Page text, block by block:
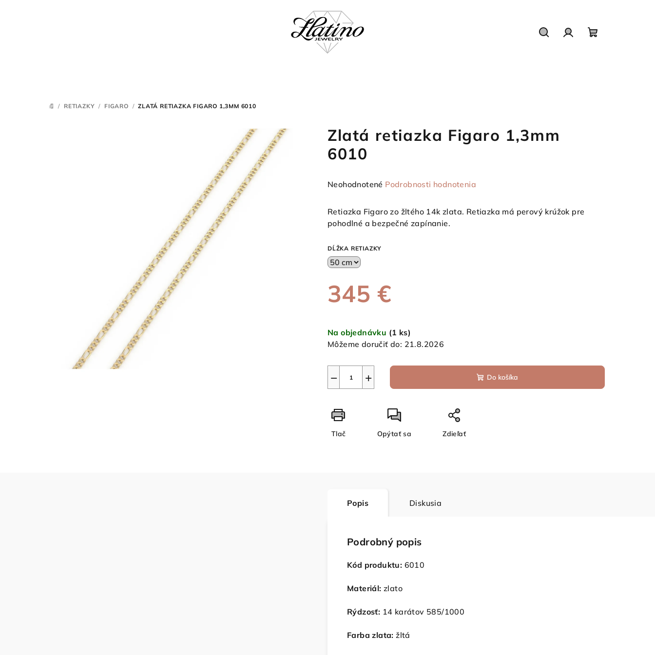
DOMOV
/ RETIAZKY / FIGARO / ZLATÁ RETIAZKA FIGARO 1,3MM 6010
Zlatá retiazka Figaro 1,3mm
6010
Priemerné
produktu
0,0
5
hviezdičiek.
Neohodnotené Podrobnosti hodnotenia
Retiazka Figaro zo žltého 14k zlata. Retiazka má perový krúžok pre
pohodlné a bezpečné zapínanie.
DĹŽKA RETIAZKY
345 €
cena:
Na objednávku (1 ks)
Môžeme doručiť do: 21.8.2026
+
− Do košíka
Tlač Opýtať sa Zdieľať
Popis Diskusia
Podrobný popis
Kód produktu: 6010
Materiál: zlato
Rýdzosť: 14 karátov 585/1000
Farba zlata: žltá